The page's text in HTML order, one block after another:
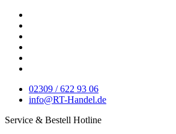
02309 / 622 93 06
info@RT-Handel.de
Service & Bestell Hotline